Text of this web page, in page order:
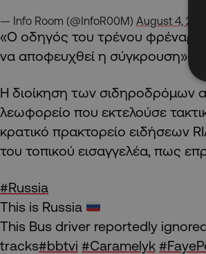
— Info Room (@InfoR00M) August 4, 2025
«Ο οδηγός του τρένου
να αποφευχθεί η σύγκρουση».
Η διοίκηση των σιδηροδρόμων
λεωφορείο που εκτελούσε
κρατικό πρακτορείο ειδήσεων
του τοπικού εισαγγελέα, πως
#Russia
This is Russia
This Bus driver reportedly
tracks#bbtvi #Caramelyk